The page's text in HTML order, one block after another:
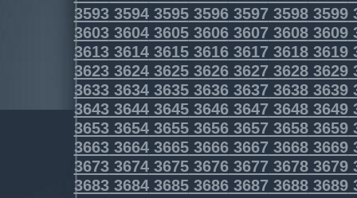
3593359435953596359735983599
3603360436053606360736083609
3613361436153616361736183619
3623362436253626362736283629
3633363436353636363736383639
3643364436453646364736483649
3653365436553656365736583659
3663366436653666366736683669
3673367436753676367736783679
3683368436853686368736883689